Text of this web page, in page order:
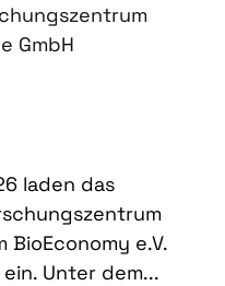
GmbH
laden das
BioEconomy e.V.
Unter dem...